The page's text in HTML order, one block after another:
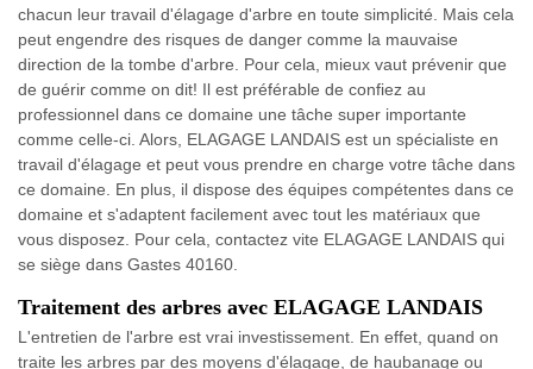
chacun leur travail d'élagage d'arbre en toute simplicité. Mais cela
peut engendre des risques de danger comme la mauvaise
direction de la tombe d'arbre. Pour cela, mieux vaut prévenir que
de guérir comme on dit! Il est préférable de confiez au
professionnel dans ce domaine une tâche super importante
comme celle-ci. Alors, ELAGAGE LANDAIS est un spécialiste en
travail d'élagage et peut vous prendre en charge votre tâche dans
ce domaine. En plus, il dispose des équipes compétentes dans ce
domaine et s'adaptent facilement avec tout les matériaux que
vous disposez. Pour cela, contactez vite ELAGAGE LANDAIS qui
se siège dans Gastes 40160.
Traitement des arbres avec ELAGAGE LANDAIS
L'entretien de l'arbre est vrai investissement. En effet, quand on
traite les arbres par des moyens d'élagage, de haubanage ou